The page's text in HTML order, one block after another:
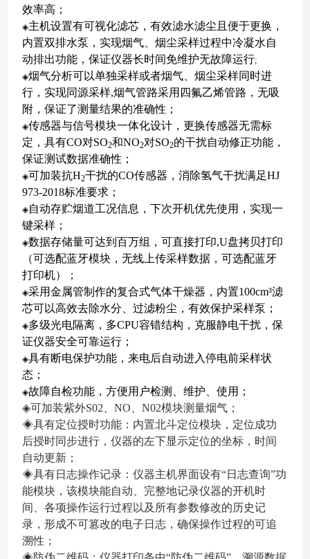
效率高；
◈主机设置有可视化滤芯，有效滤水滤尘且便于更换，
内置双排水泵，实现烟气、烟尘采样过程中冷凝水自
动排出功能，保证仪器长时间免维护无故障运行;
◈烟气分析可以单独采样或者烟气、烟尘采样同时进
行，实现同源采样,烟气管路采用四氟乙烯管路，无吸
附，保证了测量结果的准确性；
◈传感器与信号模块一体化设计，更换传感器无需标
定，具有CO对SO2和NO2对SO2的干扰自动修正功能，
保证测试数据准确性；
◈可加装抗H2干扰的CO传感器，消除氢气干扰满足HJ
973-2018标准要求；
◈自动存贮烟道工况信息，下次开机优先使用，实现一
键采样；
◈数据存储量可达到百万组，可直接打印,U盘拷贝打印
（可选配蓝牙模块，无线上传采样数据，可选配蓝牙
打印机）；
◈采用金属管制作的复合式气体干燥器，内置100cm³滤
芯可以高效去除水分、过滤粉尘，有效保护采样泵；
◈多级光电隔离，多CPU容错结构，克服静电干扰，保
证仪器安全可靠运行；
◈具有断电保护功能，来电后自动进入停电前采样状
态；
◈故障自检功能，方便用户检测、维护、使用；
◈可加装紫外S02、NO、N02模块测量烟气 ；
◈具有定位授时功能：内置北斗定位模块，定位成功
后授时同步进行，仪器的左下显示定位的坐标，时间
自动更新；
◈具有日志操作记录：仪器主机界面设有“日志查询”功
能模块，该模块能自动、完整地记录仪器的开机时
间、各项操作运行过程以及所有参数修改的历史记
录，形成不可篡改的电子日志，确保操作过程的可追
溯性；